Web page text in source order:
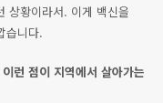
상황이라서. 이게 백신을
습니다.
런 점이 지역에서 살아가는